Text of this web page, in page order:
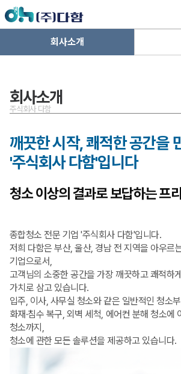
회사소개
회사소개
주식회사 다함
깨끗한 시작, 쾌적한 공간을
'주식회사 다함'입니다
청소 이상의 결과로 보답하는 프
종합청소 전문 기업 '주식회사 다함'입니다.
저희 다함은 부산, 울산, 경남 전 지역을 아우르
기업으로서,
고객님의 소중한 공간을 가장 깨끗하고 쾌적하
가치로 삼고 있습니다.
입주, 이사, 사무실 청소와 같은 일반적인 청소부
화재·침수 복구, 외벽 세척, 에어컨 분해 청소에
청소까지,
청소에 관한 모든 솔루션을 제공하고 있습니다.